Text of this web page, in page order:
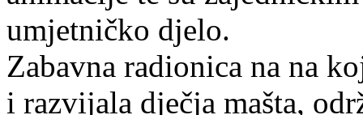
umjetničko djelo.
Zabavna radionica na na
i razvijala dječja mašta,